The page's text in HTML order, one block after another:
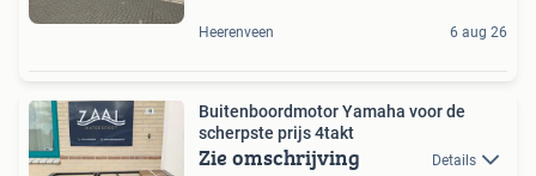
Heerenveen 6 aug 26
Buitenboordmotor Yamaha voor de
scherpste prijs 4takt
Zie omschrijving Details